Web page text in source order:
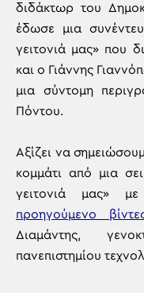
διδάκτωρ του
έδωσε μια
γειτονιά μας» που
και ο Γιάννης
μια σύντομη
Πόντου.
Αξίζει να
κομμάτι από μια
γειτονιά μας»
προηγούμενο
Διαμάντης,
πανεπιστημίου